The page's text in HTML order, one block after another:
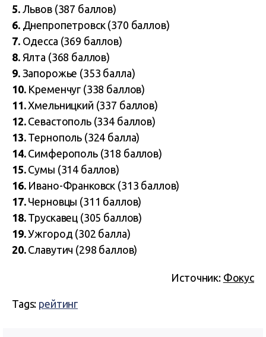
5.Львов (387 баллов)
6.Днепропетровск (370 баллов)
7.Одесса (369 баллов)
8.Ялта (368 баллов)
9.Запорожье (353 балла)
10.Кременчуг (338 баллов)
11.Хмельницкий (337 баллов)
12.Севастополь (334 баллов)
13.Тернополь (324 балла)
14.Симферополь (318 баллов)
15.Сумы (314 баллов)
16.Ивано-Франковск (313 баллов)
17.Черновцы (311 баллов)
18.Трускавец (305 баллов)
19.Ужгород (302 балла)
20.Славутич (298 баллов)
Источник: Фокус
Tags: рейтинг